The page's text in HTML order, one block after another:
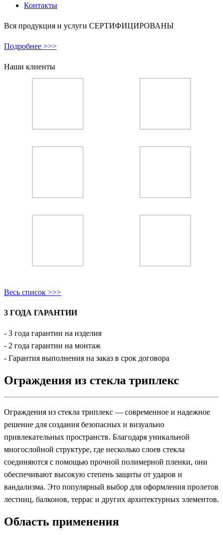
Контакты
Вся продукция и услуги СЕРТИФИЦИРОВАНЫ
Подробнее >>>
Наши клиенты
Весь список >>>
3 ГОДА ГАРАНТИИ
- 3 года гарантии на изделия
- 2 года гарантии на монтаж
- Гарантия выполнения на заказ в срок договора
Ограждения из стекла триплекс
Ограждения из стекла триплекс — современное и надежное
решение для создания безопасных и визуально
привлекательных пространств. Благодаря уникальной
многослойной структуре, где несколько слоев стекла
соединяются с помощью прочной полимерной пленки, они
обеспечивают высокую степень защиты от ударов и
вандализма. Это популярный выбор для оформления пролетов
лестниц, балконов, террас и других архитектурных элементов.
Область применения